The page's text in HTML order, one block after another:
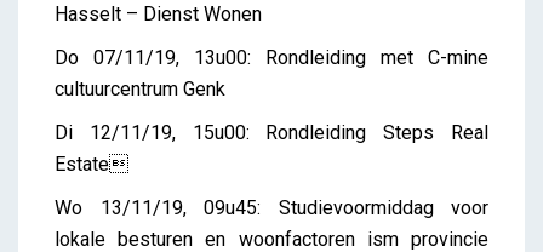
Hasselt – Dienst Wonen
Do 07/11/19, 13u00: Rondleiding met C-mine
cultuurcentrum Genk
Di 12/11/19, 15u00: Rondleiding Steps Real
Estate
Wo 13/11/19, 09u45: Studievoormiddag voor
lokale besturen en woonfactoren ism provincie